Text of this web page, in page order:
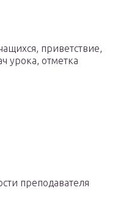
приветствие,
урока, отметка
преподавателя